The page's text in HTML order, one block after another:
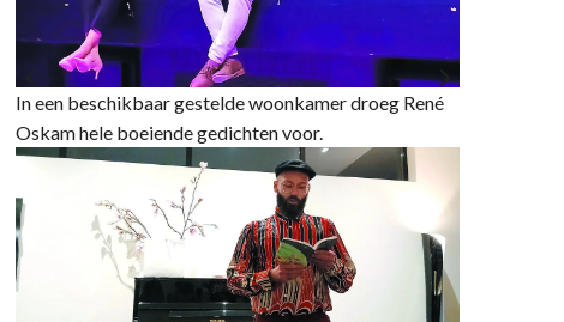
In een beschikbaar gestelde woonkamer droeg René
Oskam hele boeiende gedichten voor.